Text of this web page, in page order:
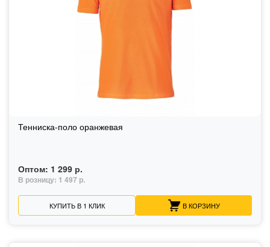
Тенниска-поло оранжевая
Оптом: 1 299 р.
В розницу: 1 497 р.
КУПИТЬ В 1 КЛИК В КОРЗИНУ